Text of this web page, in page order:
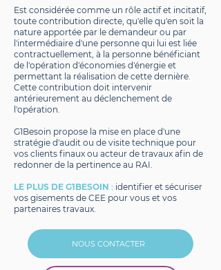
Est considérée comme un rôle actif et incitatif,
toute contribution directe, qu'elle qu'en soit la
nature apportée par le demandeur ou par
l'intermédiaire d'une personne qui lui est liée
contractuellement, à la personne bénéficiant
de l'opération d'économies d'énergie et
permettant la réalisation de cette dernière.
Cette contribution doit intervenir
antérieurement au déclenchement de
l'opération.
G1Besoin propose la mise en place d'une
stratégie d'audit ou de visite technique pour
vos clients finaux ou acteur de travaux afin de
redonner de la pertinence au RAI.
LE PLUS DE G1BESOIN : identifier et sécuriser
vos gisements de CEE pour vous et vos
partenaires travaux.
NOUS CONTACTER